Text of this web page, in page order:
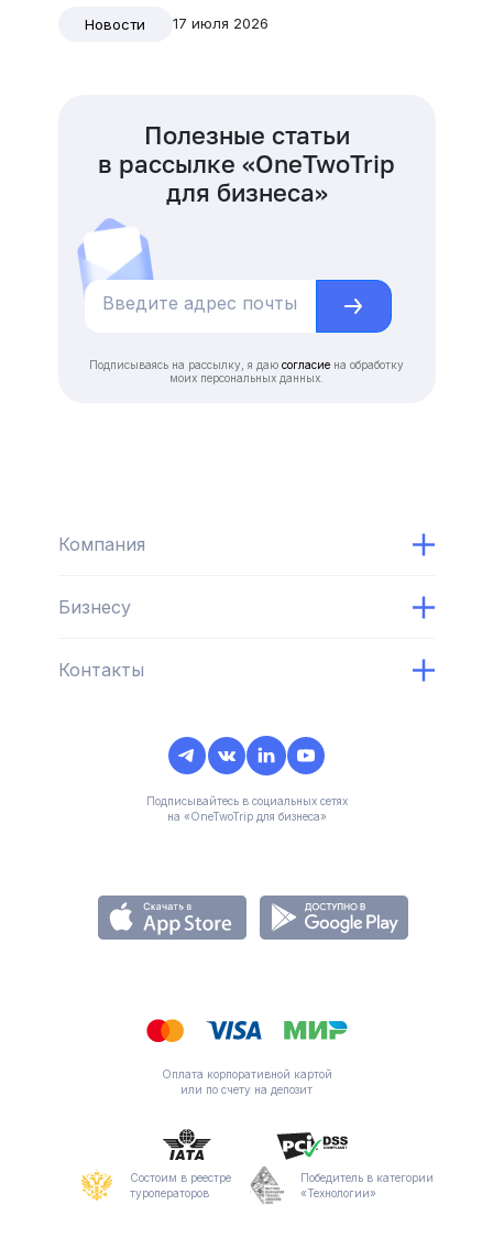
Новости 17 июля 2026
Полезные статьи
в рассылке «OneTwoTrip
для бизнеса»
Подписываясь на рассылку, я даю согласие на обработку
моих персональных данных.
Компания
Бизнесу
Контакты
Подписывайтесь в социальных сетях
на «OneTwoTrip для бизнеса»
Оплата корпоративной картой
или по счету на депозит
Состоим в реестре
туроператоров
Победитель в категории
«Технологии»